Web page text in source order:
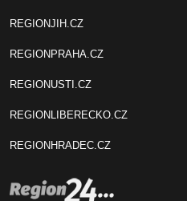
REGIONJIH.CZ
REGIONPRAHA.CZ
REGIONUSTI.CZ
REGIONLIBERECKO.CZ
REGIONHRADEC.CZ